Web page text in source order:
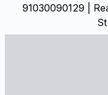
91030090129 |